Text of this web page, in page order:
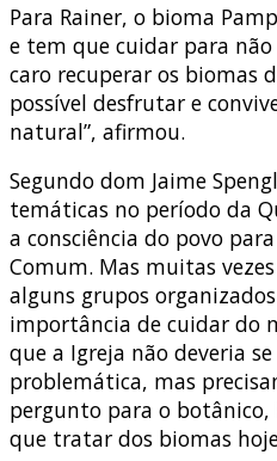
Para Rainer, o bioma
e tem que cuidar para
caro recuperar os biomas
possível desfrutar e
natural”, afirmou.
Segundo dom Jaime
temáticas no período da
a consciência do povo
Comum. Mas muitas
alguns grupos
importância de cuidar do
que a Igreja não deveria
problemática, mas
pergunto para o botânico,
que tratar dos biomas